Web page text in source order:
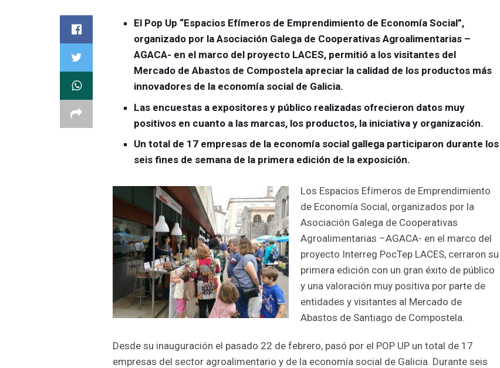
El Pop Up “Espacios Efímeros de Emprendimiento de Economía Social”,
organizado por la Asociación Galega de Cooperativas Agroalimentarias –
AGACA- en el marco del proyecto LACES, permitió a los visitantes del
Mercado de Abastos de Compostela apreciar la calidad de los productos más
innovadores de la economía social de Galicia.
Las encuestas a expositores y público realizadas ofrecieron datos muy
positivos en cuanto a las marcas, los productos, la iniciativa y organización.
Un total de 17 empresas de la economía social gallega participaron durante los
seis fines de semana de la primera edición de la exposición.
Los Espacios Efímeros de Emprendimiento
de Economía Social, organizados por la
Asociación Galega de Cooperativas
Agroalimentarias –AGACA- en el marco del
proyecto Interreg PocTep LACES, cerraron su
primera edición con un gran éxito de público
y una valoración muy positiva por parte de
entidades y visitantes al Mercado de
Abastos de Santiago de Compostela.
Desde su inauguración el pasado 22 de febrero, pasó por el POP UP un total de 17
empresas del sector agroalimentario y de la economía social de Galicia. Durante seis